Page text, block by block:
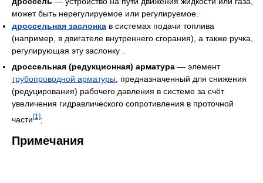
может быть нерегулируемое или регулируемое.
дроссельная заслонка в системах подачи топлива
(например, в двигателе внутреннего сгорания), а также ручка,
регулирующая эту заслонку .
дроссельная (редукционная) арматура — элемент
трубопроводной арматуры , предназначенный для снижения
(редуцирования) рабочего давления в системе за счёт
увеличения гидравлического сопротивления в проточной
части[1];
Примечания